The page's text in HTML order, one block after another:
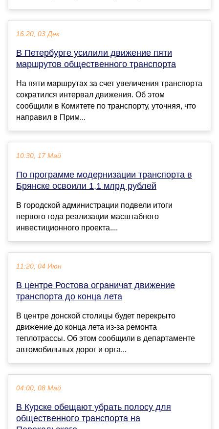
16:20, 03 Дек
В Петербурге усилили движение пяти
маршрутов общественного транспорта
На пяти маршрутах за счет увеличения транспорта
сократился интервал движения. Об этом
сообщили в Комитете по транспорту, уточняя, что
направил в Прим...
10:30, 17 Май
По программе модернизации транспорта в
Брянске освоили 1,1 млрд рублей
В городской администрации подвели итоги
первого года реализации масштабного
инвестиционного проекта....
11:20, 04 Июн
В центре Ростова ограничат движение
транспорта до конца лета
В центре донской столицы будет перекрыто
движение до конца лета из-за ремонта
теплотрассы. Об этом сообщили в департаменте
автомобильных дорог и орга...
04:00, 08 Май
В Курске обещают убрать полосу для
общественного транспорта на